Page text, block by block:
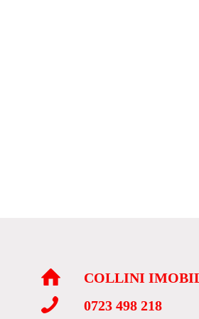
COLLINI
0723 498 218